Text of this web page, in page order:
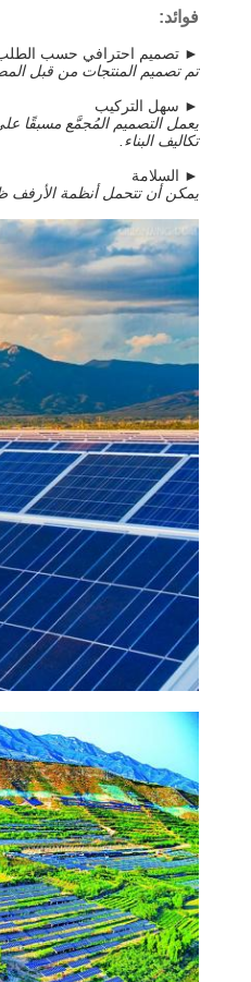
فوائد:
► تصميم احترافي حسب
تم تصميم المنتجات من قبل
► سهل التركيب
يعمل التصميم المُجمَّع مسبقًا
تكاليف البناء.
► السلامة
يمكن أن تتحمل أنظمة الأرفف